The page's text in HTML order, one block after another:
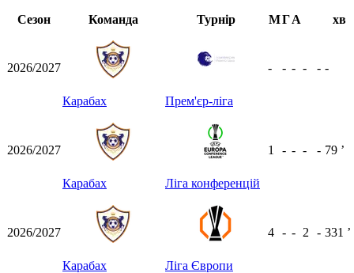
Сезон
Команда Турнір МГА хв
2026/2027
Карабах Прем'єр-ліга
- - - - - -
2026/2027
Карабах Ліга конференцій
1 - - - - 79 ʼ
2026/2027
Карабах Ліга Європи
4 - - 2 - 331 ʼ